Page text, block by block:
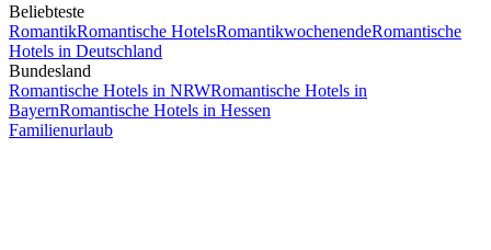
Beliebteste
RomantikRomantische HotelsRomantikwochenendeRomantische
Hotels in Deutschland
Bundesland
Romantische Hotels in NRWRomantische Hotels in
BayernRomantische Hotels in Hessen
Familienurlaub